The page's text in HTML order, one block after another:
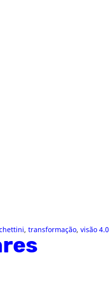
, transformação, visão 4.0